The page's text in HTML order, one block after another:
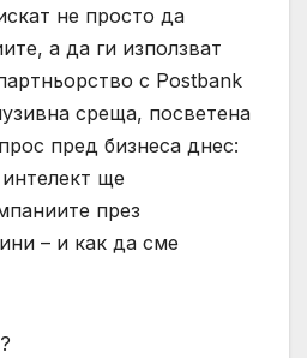
не просто да
а да ги използват
с Postbank
среща, посветена
пред бизнеса днес:
ще
през
– и как да сме